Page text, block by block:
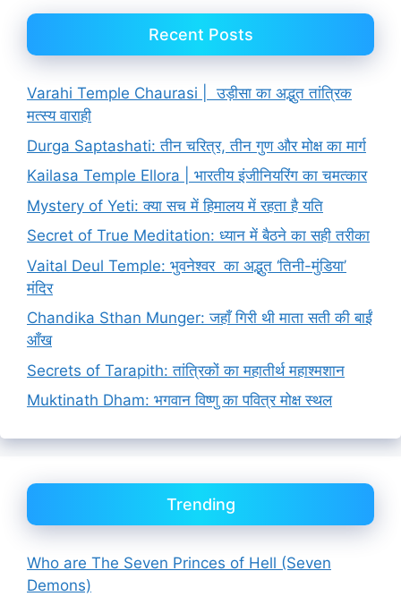
Recent Posts
Varahi Temple Chaurasi | उड़ीसा का अद्भुत तांत्रिक
मत्स्य वाराही
Durga Saptashati: तीन चरित्र, तीन गुण और मोक्ष का मार्ग
Kailasa Temple Ellora | भारतीय इंजीनियरिंग का चमत्कार
Mystery of Yeti: क्या सच में हिमालय में रहता है यति
Secret of True Meditation: ध्यान में बैठने का सही तरीका
Vaital Deul Temple: भुवनेश्वर का अद्भुत ‘तिनी-मुंडिया’
मंदिर
Chandika Sthan Munger: जहाँ गिरी थी माता सती की बाईं
आँख
Secrets of Tarapith: तांत्रिकों का महातीर्थ महाश्मशान
Muktinath Dham: भगवान विष्णु का पवित्र मोक्ष स्थल
Trending
Who are The Seven Princes of Hell (Seven
Demons)